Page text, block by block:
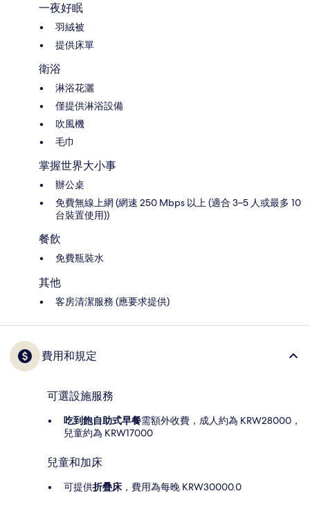
一夜好眠
羽絨被
提供床單
衛浴
淋浴花灑
僅提供淋浴設備
吹風機
毛巾
掌握世界大小事
辦公桌
免費無線上網 (網速 250 Mbps 以上 (適合 3–5 人或最多 10
台裝置使用))
餐飲
免費瓶裝水
其他
客房清潔服務 (應要求提供)
費用和規定
可選設施服務
吃到飽自助式早餐需額外收費，成人約為 KRW28000，
兒童約為 KRW17000
兒童和加床
可提供折疊床 ，費用為每晚 KRW30000.0